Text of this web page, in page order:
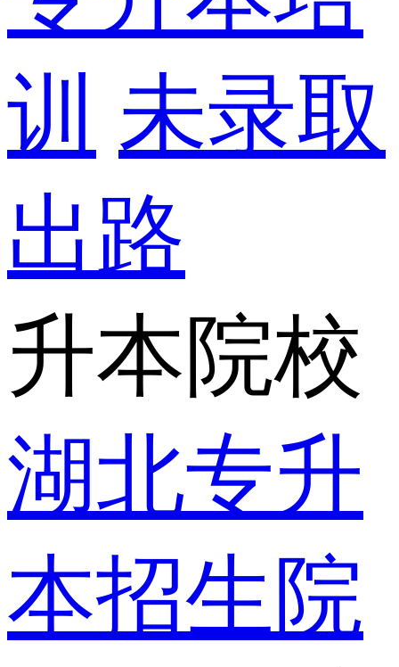
训 未录取
出路
升本院校
湖北专升
本招生院